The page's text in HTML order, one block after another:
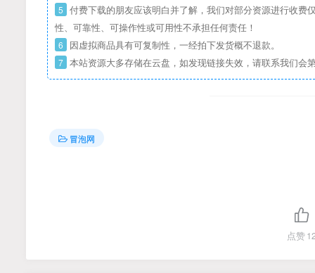
5 付费下载的朋友应该明白并了解，我们对部分资源进行收
性、可靠性、可操作性或可用性不承担任何责任！
6 因虚拟商品具有可复制性，一经拍下发货概不退款。
7 本站资源大多存储在云盘，如发现链接失效，请联系我们会
冒泡网
点赞